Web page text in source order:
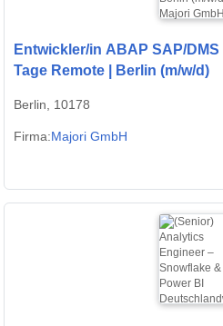
Entwickler/in ABAP SAP/DMS
Tage Remote | Berlin (m/w/d)
Berlin, 10178
Firma:Majori GmbH